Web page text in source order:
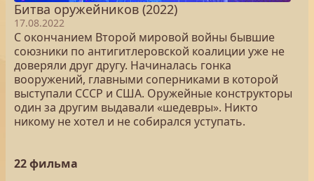
Битва оружейников (2022)
17.08.2022
С окончанием Второй мировой войны бывшие
союзники по антигитлеровской коалиции уже не
доверяли друг другу. Начиналась гонка
вооружений, главными соперниками в которой
выступали СССР и США. Оружейные конструкторы
один за другим выдавали «шедевры». Никто
никому не хотел и не собирался уступать.
22 фильма